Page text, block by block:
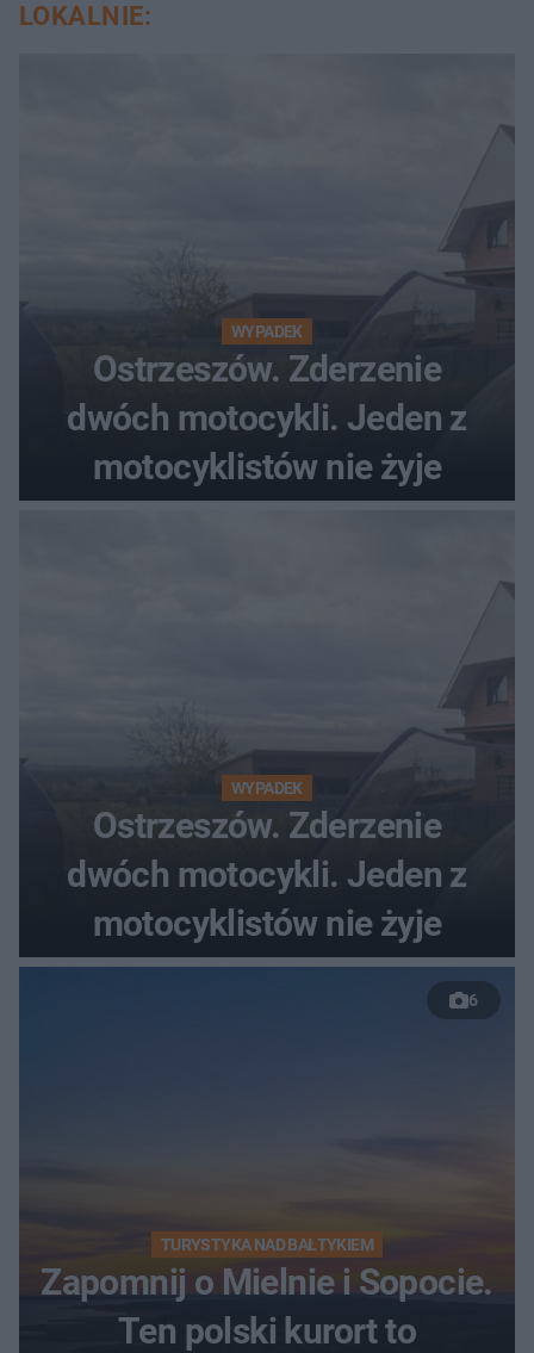
LOKALNIE:
WYPADEK
Ostrzeszów. Zderzenie
dwóch motocykli. Jeden z
motocyklistów nie żyje
WYPADEK
Ostrzeszów. Zderzenie
dwóch motocykli. Jeden z
motocyklistów nie żyje
6
TURYSTYKA NAD BAŁTYKIEM
Zapomnij o Mielnie i Sopocie.
Ten polski kurort to